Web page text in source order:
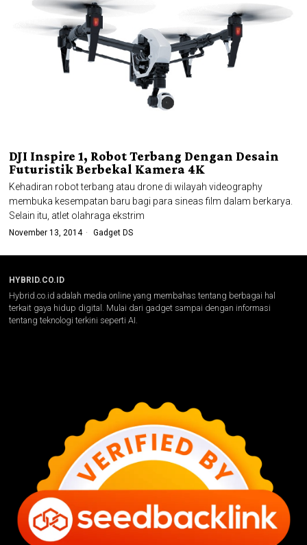
DJI Inspire 1, Robot Terbang Dengan Desain
Futuristik Berbekal Kamera 4K
Kehadiran robot terbang atau drone di wilayah videography
membuka kesempatan baru bagi para sineas film dalam berkarya.
Selain itu, atlet olahraga ekstrim
November 13, 2014 Gadget DS
HYBRID.CO.ID
Hybrid.co.id adalah media online yang membahas tentang berbagai hal
terkait gaya hidup digital. Mulai dari gadget sampai dengan informasi
tentang teknologi terkini seperti AI.